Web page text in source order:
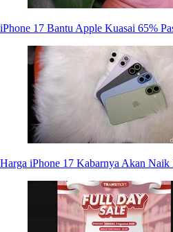
iPhone 17 Bantu Apple Kuasai 65%
Harga iPhone 17 Kabarnya Akan Naik